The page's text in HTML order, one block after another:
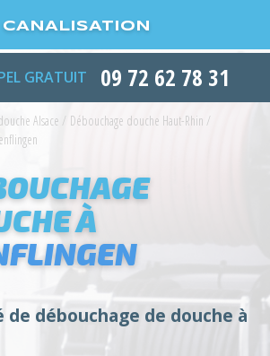
CANALISATION
GRATUIT 09 72 62 78 31
Alsace / Débouchage douche Haut-Rhin /
À
débouchage de douche à